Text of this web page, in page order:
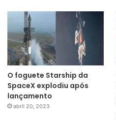
O foguete Starship da
SpaceX explodiu após
lançamento
abril 20, 2023